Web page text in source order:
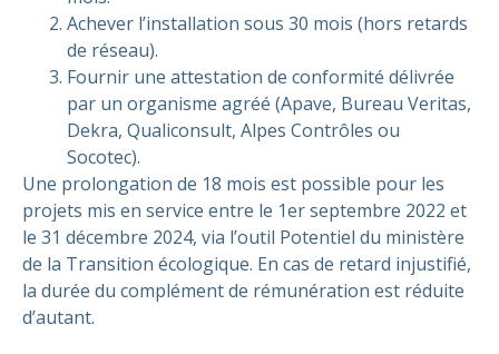
Achever l’installation sous 30 mois (hors retards
de réseau).
Fournir une attestation de conformité délivrée
par un organisme agréé (Apave, Bureau Veritas,
Dekra, Qualiconsult, Alpes Contrôles ou
Socotec).
Une prolongation de 18 mois est possible pour les
projets mis en service entre le 1er septembre 2022 et
le 31 décembre 2024, via l’outil Potentiel du ministère
de la Transition écologique. En cas de retard injustifié,
la durée du complément de rémunération est réduite
d’autant.